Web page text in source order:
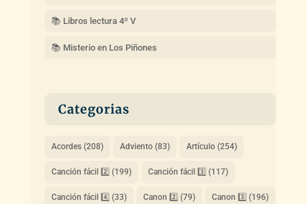
📚 Libros lectura 4º V
📚 Misterio en Los Piñones
Categorias
Acordes(208) Adviento(83) Artículo(254)
Canción fácil 2️⃣ (199) Canción fácil 3️⃣ (117)
Canción fácil 4️⃣ (33) Canon 2️⃣ (79) Canon 3️⃣ (196)